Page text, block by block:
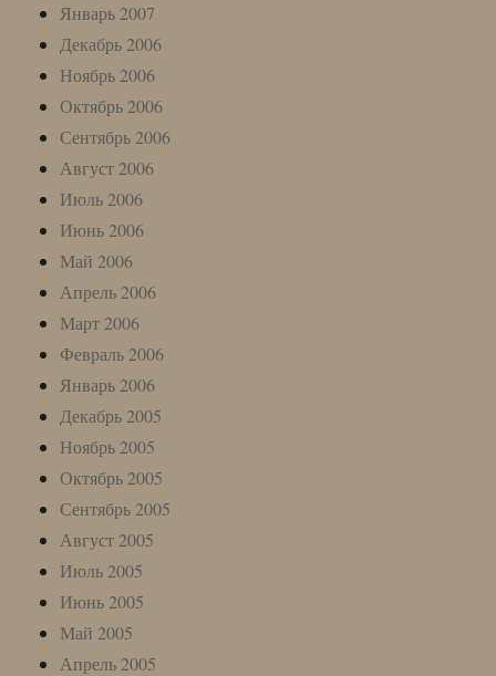
Январь 2007
Декабрь 2006
Ноябрь 2006
Октябрь 2006
Сентябрь 2006
Август 2006
Июль 2006
Июнь 2006
Май 2006
Апрель 2006
Март 2006
Февраль 2006
Январь 2006
Декабрь 2005
Ноябрь 2005
Октябрь 2005
Сентябрь 2005
Август 2005
Июль 2005
Июнь 2005
Май 2005
Апрель 2005